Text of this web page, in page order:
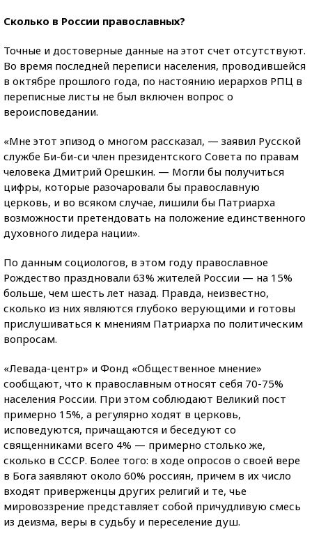
Сколько в России православных?
Точные и достоверные данные на этот счет отсутствуют.
Во время последней переписи населения, проводившейся
в октябре прошлого года, по настоянию иерархов РПЦ в
переписные листы не был включен вопрос о
вероисповедании.
«Мне этот эпизод о многом рассказал, — заявил Русской
службе Би-би-си член президентского Совета по правам
человека Дмитрий Орешкин. — Могли бы получиться
цифры, которые разочаровали бы православную
церковь, и во всяком случае, лишили бы Патриарха
возможности претендовать на положение единственного
духовного лидера нации».
По данным социологов, в этом году православное
Рождество праздновали 63% жителей России — на 15%
больше, чем шесть лет назад. Правда, неизвестно,
сколько из них являются глубоко верующими и готовы
прислушиваться к мнениям Патриарха по политическим
вопросам.
«Левада-центр» и Фонд «Общественное мнение»
сообщают, что к православным относят себя 70-75%
населения России. При этом соблюдают Великий пост
примерно 15%, а регулярно ходят в церковь,
исповедуются, причащаются и беседуют со
священниками всего 4% — примерно столько же,
сколько в СССР. Более того: в ходе опросов о своей вере
в Бога заявляют около 60% россиян, причем в их число
входят приверженцы других религий и те, чье
мировоззрение представляет собой причудливую смесь
из деизма, веры в судьбу и переселение душ.